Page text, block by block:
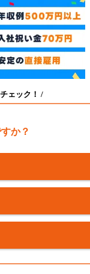
ェック！ /
か？